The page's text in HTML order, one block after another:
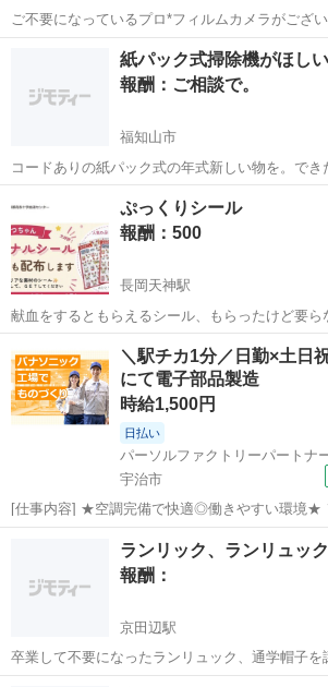
ご不要になっているプロ*フィルムカメラがござ
ください 想い出のカメラ、古いカメラ、使えるのかどうかも分からな
いカメラ、査定をして適切な価格で引き取らせていた
に応じて場所や時間は対応させ...
桃山南口駅 買いたい/く
紙パック式掃除機がほしい
報酬：ご相談で。
福知山市
コードありの紙パック式の年式新しい物を。でき
イクルショップでもさがしてます。
買いたい/ください
ぷっくりシール
報酬：500
長岡天神駅
献血をするともらえるシール、もらったけど要ら
たらぜひ譲ってください！200mlならできますが
しておらず、400mlは私には難しく、もらうことが
しくお願いします。
長岡京市 長岡天神駅 買いたい/
＼駅チカ1分／日勤×土日
にて電子部品製造
時給1,500円
日払い
パーソルファクトリーパートナ
宇治市
[仕事内容] ★空調完備で快適◎働きやすい環境★ ＼未経験でも安心ス
タート♪／ ◎スマホやパソコン関連の電子部品製
セット、設備の監視、エラー復旧などをお任せ
グ！複数沿線から通えて通勤便...
工場
ランリック、ランリュッ
報酬：
京田辺駅
卒業して不要になったランリュック、通学帽子を
です。男の子用です。